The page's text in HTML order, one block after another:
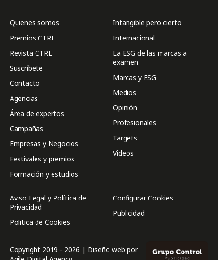
Quienes somos
Premios CTRL
Revista CTRL
Suscríbete
Contacto
Agencias
Área de expertos
Campañas
Empresas y Negocios
Festivales y premios
Formación y estudios
Intangible pero cierto
Internacional
La ESG de las marcas a
examen
Marcas y ESG
Medios
Opinión
Profesionales
Targets
Videos
Aviso Legal y Política de
Privacidad
Política de Cookies
Configurar Cookies
Publicidad
Copyright 2019 - 2026 | Diseño web por